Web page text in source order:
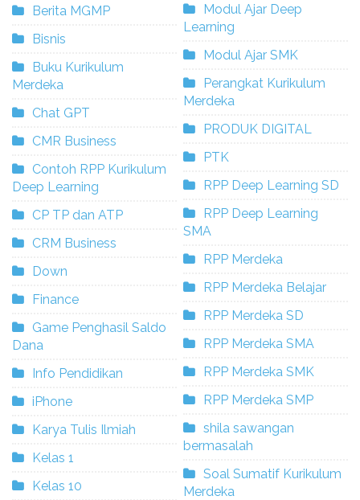
Berita MGMP
Bisnis
Buku Kurikulum
Merdeka
Chat GPT
CMR Business
Contoh RPP Kurikulum
Deep Learning
CP TP dan ATP
CRM Business
Down
Finance
Game Penghasil Saldo
Dana
Info Pendidikan
iPhone
Karya Tulis Ilmiah
Kelas 1
Kelas 10
Modul Ajar Deep
Learning
Modul Ajar SMK
Perangkat Kurikulum
Merdeka
PRODUK DIGITAL
PTK
RPP Deep Learning SD
RPP Deep Learning
SMA
RPP Merdeka
RPP Merdeka Belajar
RPP Merdeka SD
RPP Merdeka SMA
RPP Merdeka SMK
RPP Merdeka SMP
shila sawangan
bermasalah
Soal Sumatif Kurikulum
Merdeka